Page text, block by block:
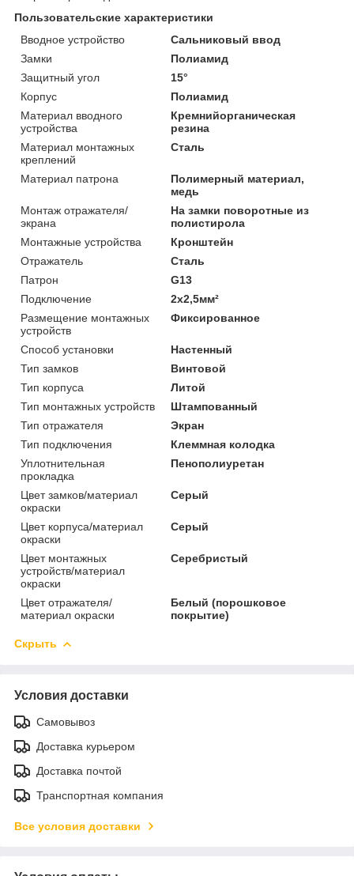
Пользовательские характеристики
Вводное устройство
Сальниковый ввод
Замки
Полиамид
Защитный угол
15°
Корпус
Полиамид
Материал вводного
устройства
Кремнийорганическая
резина
Материал монтажных
креплений
Сталь
Материал патрона
Полимерный материал,
медь
Монтаж отражателя/
экрана
На замки поворотные из
полистирола
Монтажные устройства
Кронштейн
Отражатель
Сталь
Патрон
G13
Подключение
2х2,5мм²
Размещение монтажных
устройств
Фиксированное
Способ установки
Настенный
Тип замков
Винтовой
Тип корпуса
Литой
Тип монтажных устройств
Штампованный
Тип отражателя
Экран
Тип подключения
Клеммная колодка
Уплотнительная
прокладка
Пенополиуретан
Цвет замков/материал
окраски
Серый
Цвет корпуса/материал
окраски
Серый
Цвет монтажных
устройств/материал
окраски
Серебристый
Цвет отражателя/
материал окраски
Белый (порошковое
покрытие)
Скрыть
Условия доставки
Самовывоз
Доставка курьером
Доставка почтой
Транспортная компания
Все условия доставки